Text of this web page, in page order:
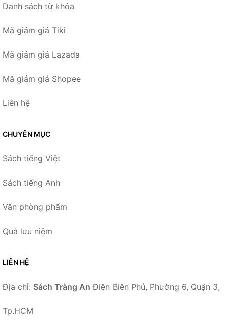
Danh sách từ khóa
Mã giảm giá Tiki
Mã giảm giá Lazada
Mã giảm giá Shopee
Liên hệ
CHUYÊN MỤC
Sách tiếng Việt
Sách tiếng Anh
Văn phòng phẩm
Quà lưu niệm
LIÊN HỆ
Địa chỉ: Sách Tràng An Điện Biên Phủ, Phường 6, Quận 3,
Tp.HCM